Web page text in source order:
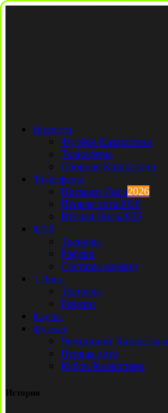
Новости
Футбол Казахстана
Трансферы
Сборная Казахстана
Трансферы
Премьер Лига2026
Первая лига2026
Вторая Лига2026
КПЛ
Тренеры
Рефери
Составы команд
1 Лига
Тренеры
Рефери
Клубы
Футзал
Чемпионат Казахстана
Первая лига
Кубок Казахстана
История